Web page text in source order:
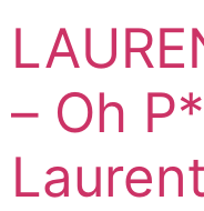
– Oh